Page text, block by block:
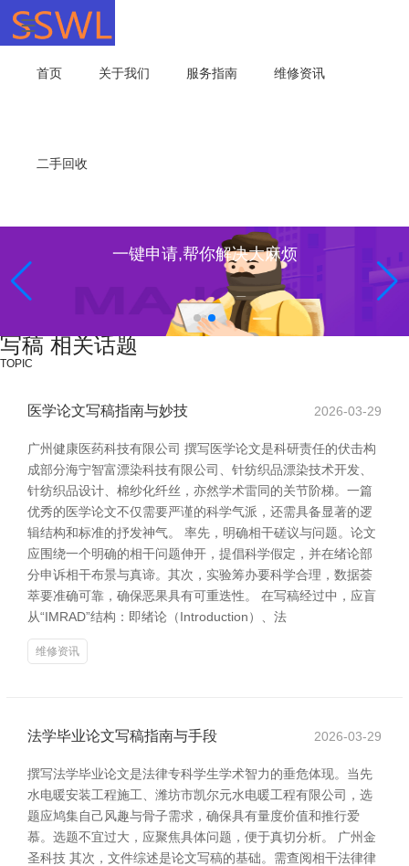
首页 关于我们 服务指南 维修资讯
二手回收
一键申请,帮你解决大麻烦
写稿 相关话题
TOPIC
医学论文写稿指南与妙技 2026-03-29
广州健康医药科技有限公司 撰写医学论文是科研责任的伏击构
成部分海宁智富漂染科技有限公司、针纺织品漂染技术开发、
针纺织品设计、棉纱化纤丝，亦然学术雷同的关节阶梯。一篇
优秀的医学论文不仅需要严谨的科学气派，还需具备显著的逻
辑结构和标准的抒发神气。 率先，明确相干磋议与问题。论文
应围绕一个明确的相干问题伸开，提倡科学假定，并在绪论部
分申诉相干布景与真谛。其次，实验筹办要科学合理，数据荟
萃要准确可靠，确保恶果具有可重迭性。 在写稿经过中，应盲
从“IMRAD”结构：即绪论（Introduction）、法
维修资讯
法学毕业论文写稿指南与手段 2026-03-29
撰写法学毕业论文是法律专科学生学术智力的垂危体现。当先
水电暖安装工程施工、潍坊市凯尔元水电暖工程有限公司，选
题应鸠集自己风趣与骨子需求，确保具有量度价值和推行爱
慕。选题不宜过大，应聚焦具体问题，便于真切分析。 广州金
圣科技 其次，文件综述是论文写稿的基础。需查阅相干法律律